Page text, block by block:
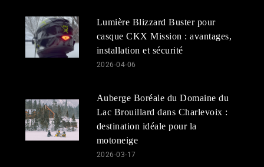
Lumière Blizzard Buster pour
casque CKX Mission : avantages,
installation et sécurité
2026-04-06
Auberge Boréale du Domaine du
Lac Brouillard dans Charlevoix :
destination idéale pour la
motoneige
2026-03-17